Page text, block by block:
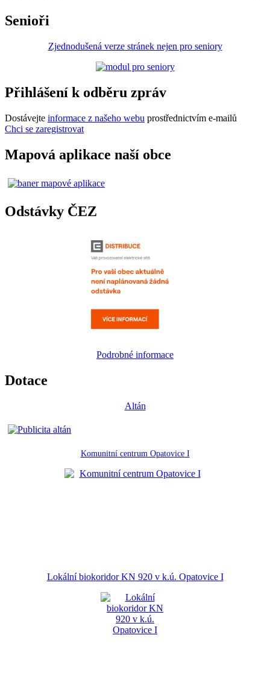
Senioři
Zjednodušená verze stránek nejen pro seniory
Přihlášení k odběru zpráv
Dostávejte informace z našeho webu prostřednictvím e-mailů
Chci se zaregistrovat
Mapová aplikace naší obce
Odstávky ČEZ
Podrobné informace
Dotace
Altán
Komunitní centrum Opatovice I
Lokální biokoridor KN 920 v k.ú. Opatovice I